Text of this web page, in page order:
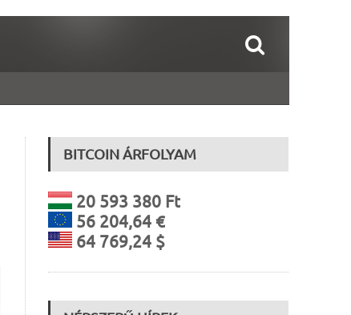
BITCOIN ÁRFOLYAM
20 593 380 Ft
56 204,64 €
64 769,24 $